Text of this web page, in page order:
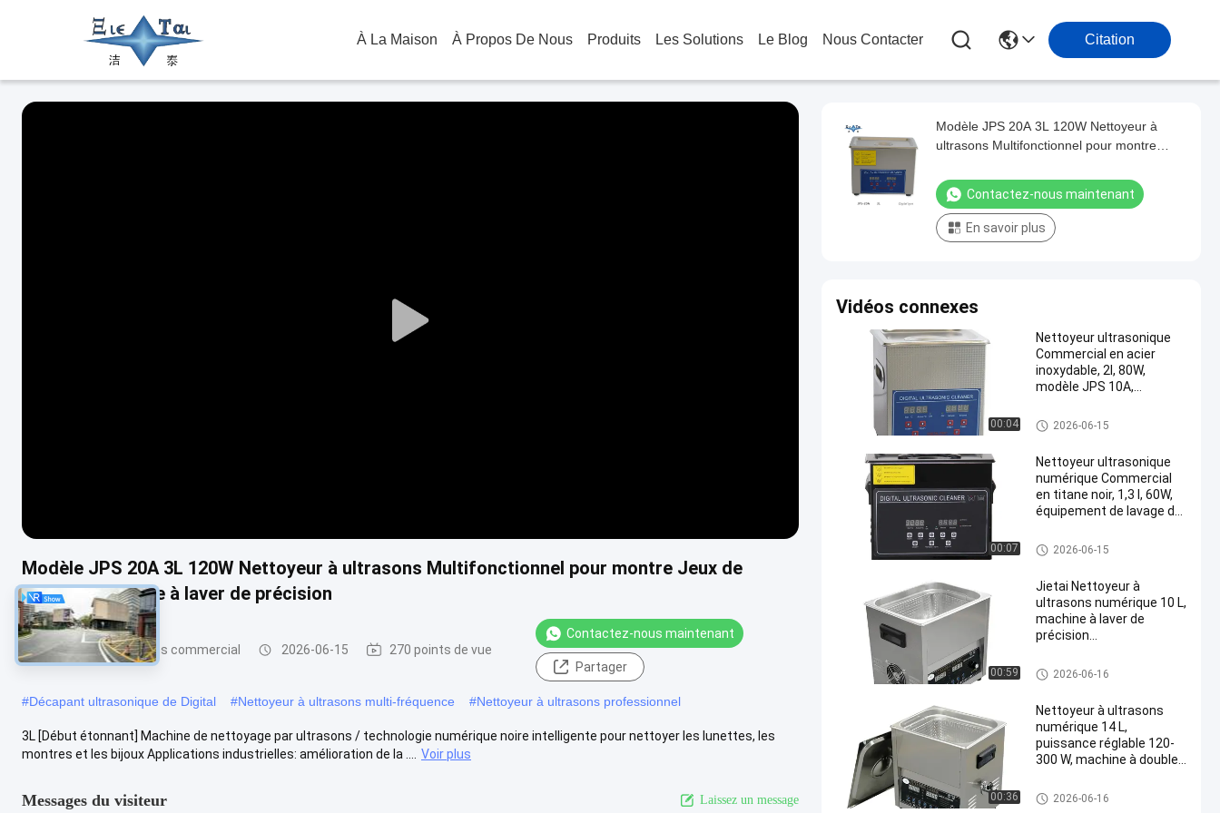
À La Maison À Propos De Nous Produits Les Solutions Le Blog Nous Contacter Citation
Play
Modèle JPS 20A 3L 120W Nettoyeur à ultrasons Multifonctionnel pour montre Jeux de
lunettes Machine à laver de précision
Nettoyeur à ultrasons commercial 2026-06-15 270 points de vue
Contactez-nous maintenant
Partager
#Décapant ultrasonique de Digital #Nettoyeur à ultrasons multi-fréquence #Nettoyeur à ultrasons professionnel
3L [Début étonnant] Machine de nettoyage par ultrasons / technologie numérique noire intelligente pour nettoyer les lunettes, les
montres et les bijoux Applications industrielles: amélioration de la ....
Voir plus
Messages du visiteur Laissez un message
Modèle JPS 20A 3L 120W Nettoyeur à
ultrasons Multifonctionnel pour montre
précision
Contactez-nous maintenant
En savoir plus
Vidéos connexes
00:04
Nettoyeur ultrasonique
Commercial en acier
inoxydable, 2l, 80W,
modèle JPS 10A,
numérique
multifonctionnel
Nettoyeur à ultrasons commer
cial
2026-06-15
00:07
Nettoyeur ultrasonique
numérique Commercial
en titane noir, 1,3 l, 60W,
équipement de lavage de
Nettoyeur à ultrasons commer
cial
2026-06-15
00:59
Jietai Nettoyeur à
ultrasons numérique 10 L,
machine à laver de
précision
puissance réglable 100-
240 W
Nettoyeur à ultrasons commer
cial
2026-06-16
00:36
Nettoyeur à ultrasons
numérique 14 L,
puissance réglable 120-
300 W, machine à double
dégraissage des pièces
automobiles et des
Nettoyeur à ultrasons commer
cial
2026-06-16